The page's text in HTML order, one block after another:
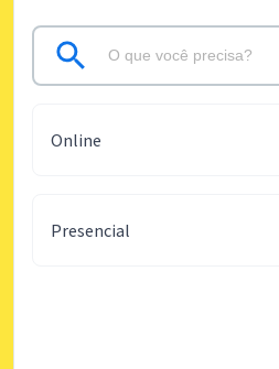
Online
Presencial